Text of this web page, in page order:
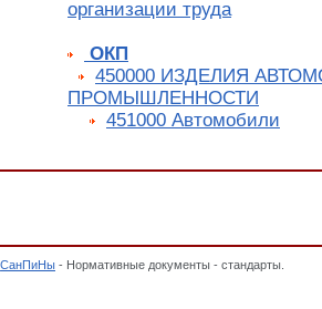
организации труда
ОКП
450000 ИЗДЕЛИЯ
ПРОМЫШЛЕННОСТИ
451000 Автомобили
СанПиНы - Нормативные документы - стандарты.